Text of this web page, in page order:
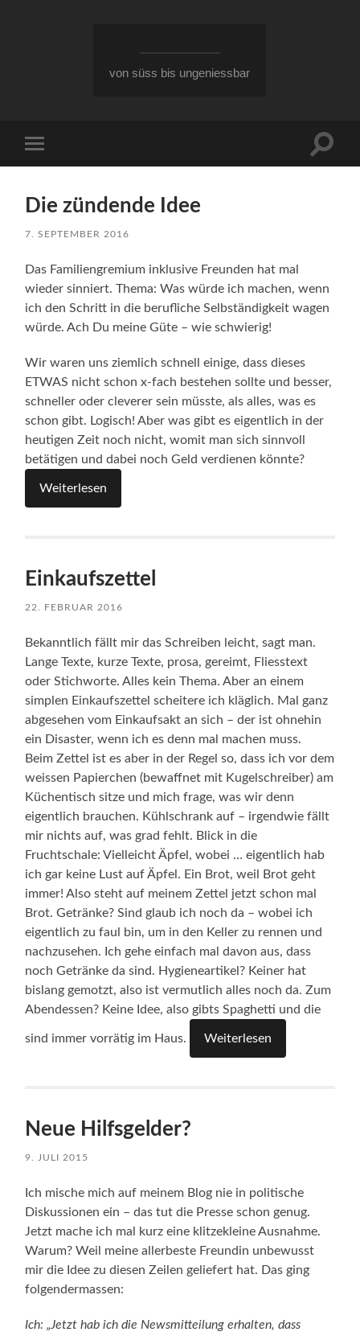
von süss bis ungeniessbar
Menü
Die zündende Idee
7. SEPTEMBER 2016
Das Familiengremium inklusive Freunden hat mal
wieder sinniert. Thema: Was würde ich machen, wenn
ich den Schritt in die berufliche Selbständigkeit wagen
würde. Ach Du meine Güte – wie schwierig!
Wir waren uns ziemlich schnell einige, dass dieses
ETWAS nicht schon x-fach bestehen sollte und besser,
schneller oder cleverer sein müsste, als alles, was es
schon gibt. Logisch! Aber was gibt es eigentlich in der
heutigen Zeit noch nicht, womit man sich sinnvoll
betätigen und dabei noch Geld verdienen könnte?
Weiterlesen
Einkaufszettel
22. FEBRUAR 2016
Bekanntlich fällt mir das Schreiben leicht, sagt man.
Lange Texte, kurze Texte, prosa, gereimt, Fliesstext
oder Stichworte. Alles kein Thema. Aber an einem
simplen Einkaufszettel scheitere ich kläglich. Mal ganz
abgesehen vom Einkaufsakt an sich – der ist ohnehin
ein Disaster, wenn ich es denn mal machen muss.
Beim Zettel ist es aber in der Regel so, dass ich vor dem
weissen Papierchen (bewaffnet mit Kugelschreiber) am
Küchentisch sitze und mich frage, was wir denn
eigentlich brauchen. Kühlschrank auf – irgendwie fällt
mir nichts auf, was grad fehlt. Blick in die
Fruchtschale: Vielleicht Äpfel, wobei … eigentlich hab
ich gar keine Lust auf Äpfel. Ein Brot, weil Brot geht
immer! Also steht auf meinem Zettel jetzt schon mal
Brot. Getränke? Sind glaub ich noch da – wobei ich
eigentlich zu faul bin, um in den Keller zu rennen und
nachzusehen. Ich gehe einfach mal davon aus, dass
noch Getränke da sind. Hygieneartikel? Keiner hat
bislang gemotzt, also ist vermutlich alles noch da. Zum
Abendessen? Keine Idee, also gibts Spaghetti und die
sind immer vorrätig im Haus. Weiterlesen
Neue Hilfsgelder?
9. JULI 2015
Ich mische mich auf meinem Blog nie in politische
Diskussionen ein – das tut die Presse schon genug.
Jetzt mache ich mal kurz eine klitzekleine Ausnahme.
Warum? Weil meine allerbeste Freundin unbewusst
mir die Idee zu diesen Zeilen geliefert hat. Das ging
folgendermassen:
Ich: „Jetzt hab ich die Newsmitteilung erhalten, dass